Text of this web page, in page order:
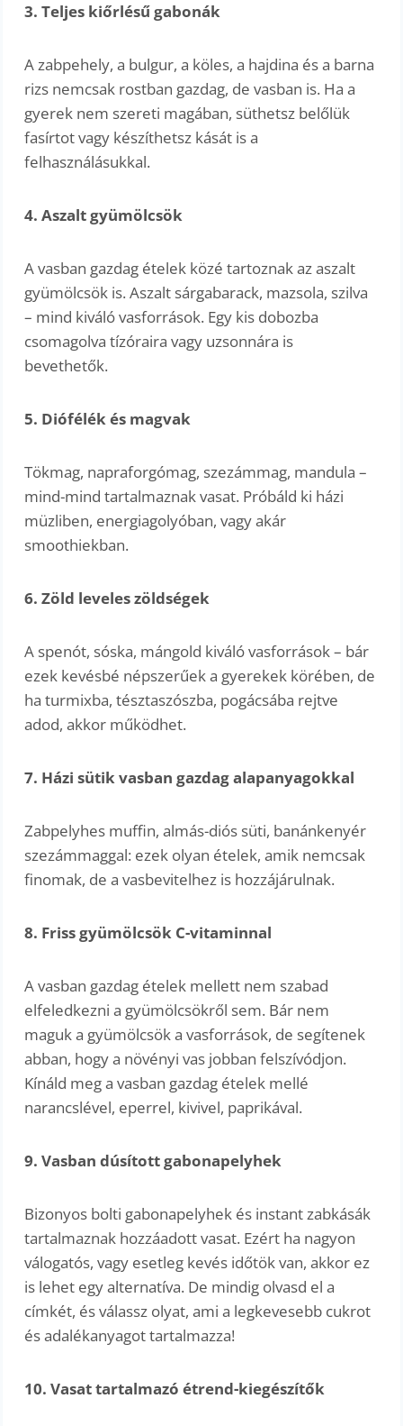
3. Teljes kiőrlésű gabonák
A zabpehely, a bulgur, a köles, a hajdina és a barna
rizs nemcsak rostban gazdag, de vasban is. Ha a
gyerek nem szereti magában, süthetsz belőlük
fasírtot vagy készíthetsz kását is a
felhasználásukkal.
4. Aszalt gyümölcsök
A vasban gazdag ételek közé tartoznak az aszalt
gyümölcsök is. Aszalt sárgabarack, mazsola, szilva
– mind kiváló vasforrások. Egy kis dobozba
csomagolva tízóraira vagy uzsonnára is
bevethetők.
5. Diófélék és magvak
Tökmag, napraforgómag, szezámmag, mandula –
mind-mind tartalmaznak vasat. Próbáld ki házi
müzliben, energiagolyóban, vagy akár
smoothiekban.
6. Zöld leveles zöldségek
A spenót, sóska, mángold kiváló vasforrások – bár
ezek kevésbé népszerűek a gyerekek körében, de
ha turmixba, tésztaszószba, pogácsába rejtve
adod, akkor működhet.
7. Házi sütik vasban gazdag alapanyagokkal
Zabpelyhes muffin, almás-diós süti, banánkenyér
szezámmaggal: ezek olyan ételek, amik nemcsak
finomak, de a vasbevitelhez is hozzájárulnak.
8. Friss gyümölcsök C-vitaminnal
A vasban gazdag ételek mellett nem szabad
elfeledkezni a gyümölcsökről sem. Bár nem
maguk a gyümölcsök a vasforrások, de segítenek
abban, hogy a növényi vas jobban felszívódjon.
Kínáld meg a vasban gazdag ételek mellé
narancslével, eperrel, kivivel, paprikával.
9. Vasban dúsított gabonapelyhek
Bizonyos bolti gabonapelyhek és instant zabkásák
tartalmaznak hozzáadott vasat. Ezért ha nagyon
válogatós, vagy esetleg kevés időtök van, akkor ez
is lehet egy alternatíva. De mindig olvasd el a
címkét, és válassz olyat, ami a legkevesebb cukrot
és adalékanyagot tartalmazza!
10. Vasat tartalmazó étrend-kiegészítők